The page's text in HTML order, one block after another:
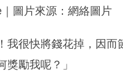
圖片來源：網絡圖片
我很快將錢花掉，因
獎勵我呢？」